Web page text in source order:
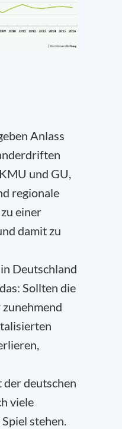
Anlass
und GU,
regionale
einer
damit zu
Deutschland
Sollten die
deutschen
viele
stehen.